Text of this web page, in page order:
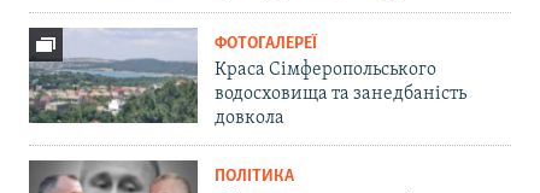
ФОТОГАЛЕРЕЇ
Краса Сімферопольського
водосховища та занедбаність
довкола
ПОЛІТИКА